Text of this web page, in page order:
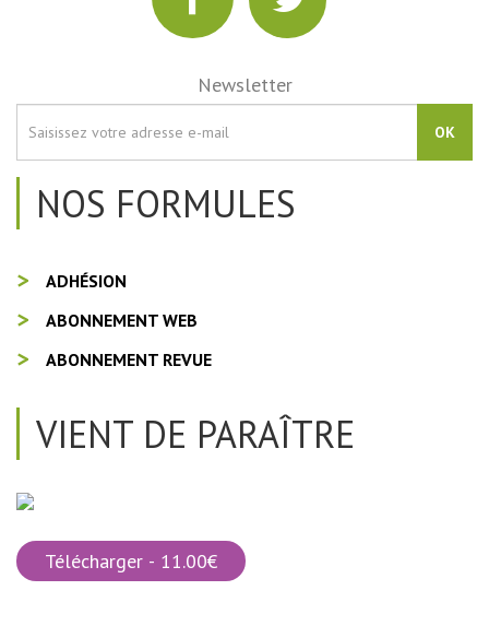
Newsletter
OK
NOS FORMULES
ADHÉSION
ABONNEMENT WEB
ABONNEMENT REVUE
VIENT DE PARAÎTRE
Télécharger - 11.00€